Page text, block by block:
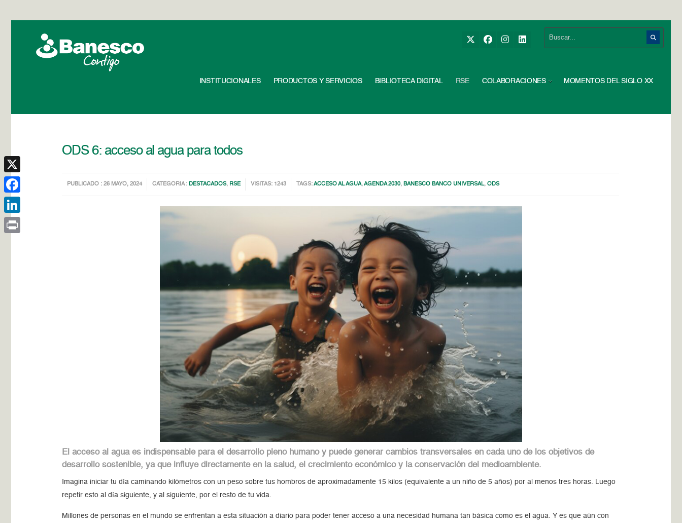
INSTITUCIONALES PRODUCTOS Y SERVICIOS BIBLIOTECA DIGITAL RSE COLABORACIONES MOMENTOS DEL SIGLO XX
ODS 6: acceso al agua para todos
PUBLICADO : 26 MAYO, 2024 CATEGORIA : DESTACADOS, RSE VISITAS: 1243 TAGS:ACCESO AL AGUA,AGENDA 2030, BANESCO BANCO UNIVERSAL,ODS
El acceso al agua es indispensable para el desarrollo pleno humano y puede generar cambios transversales en cada uno de los objetivos de
desarrollo sostenible, ya que influye directamente en la salud, el crecimiento económico y la conservación del medioambiente.
Imagina iniciar tu día caminando kilómetros con un peso sobre tus hombros de aproximadamente 15 kilos (equivalente a un niño de 5 años) por al menos tres horas. Luego
repetir esto al día siguiente, y al siguiente, por el resto de tu vida.
Millones de personas en el mundo se enfrentan a esta situación a diario para poder tener acceso a una necesidad humana tan básica como es el agua. Y es que aún con
X
Facebook
LinkedIn